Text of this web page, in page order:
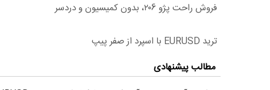
فروش راحت پژو ۲۰6، بدون کمیسیون و دردسر
ترید EURUSD با اسپرد از صفر پیپ
مطالب پیشنهادی